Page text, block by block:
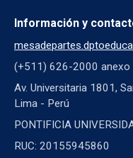
Información y
(+511) 626-2000 anexo
Av. Universitaria 1801,
Lima - Perú
PONTIFICIA
RUC: 20155945860